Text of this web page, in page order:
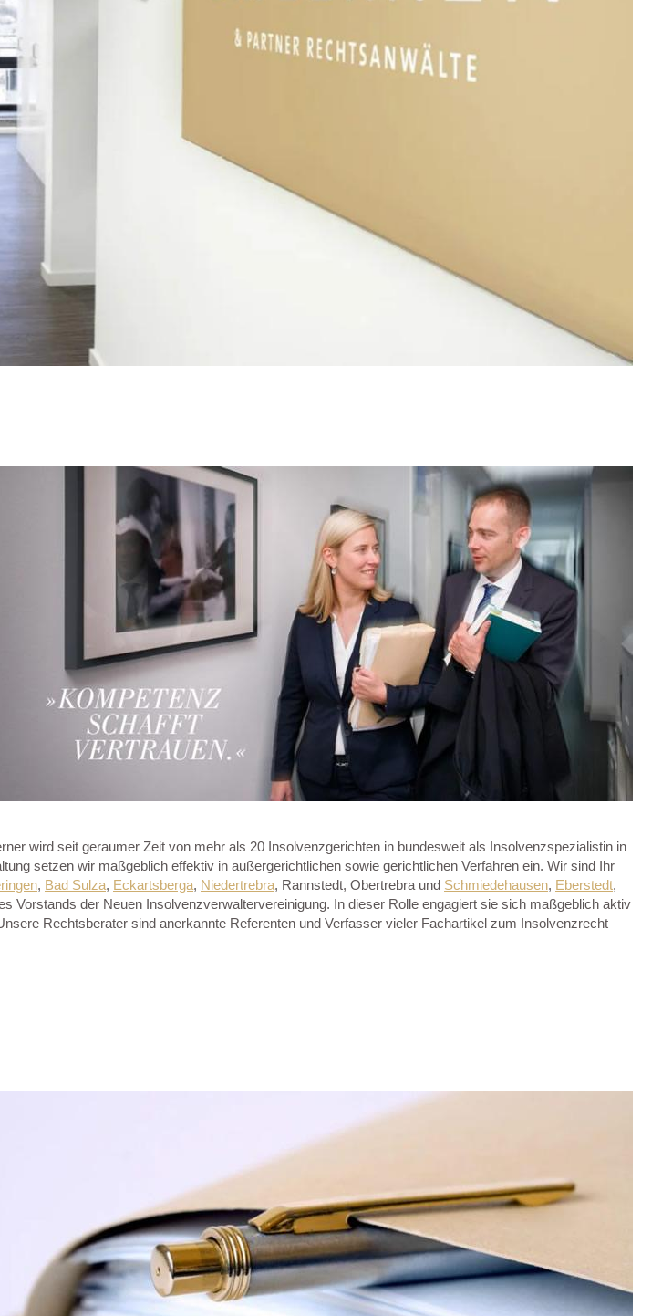
wird seit geraumer Zeit von mehr als 20 Insolvenzgerichten in bundesweit als Insolvenzspezialistin in
setzen wir maßgeblich effektiv in außergerichtlichen sowie gerichtlichen Verfahren ein. Wir sind Ihr
, Bad Sulza, Eckartsberga, Niedertrebra, Rannstedt, Obertrebra und Schmiedehausen, Eberstedt,
Vorstands der Neuen Insolvenzverwaltervereinigung. In dieser Rolle engagiert sie sich maßgeblich aktiv
Rechtsberater sind anerkannte Referenten und Verfasser vieler Fachartikel zum Insolvenzrecht